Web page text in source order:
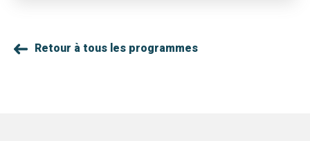
Retour à tous les programmes